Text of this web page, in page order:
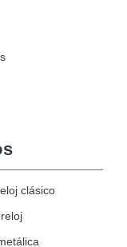
clásico